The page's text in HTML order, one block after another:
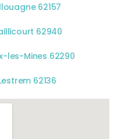
62157
62940
les-Mines 62290
62136